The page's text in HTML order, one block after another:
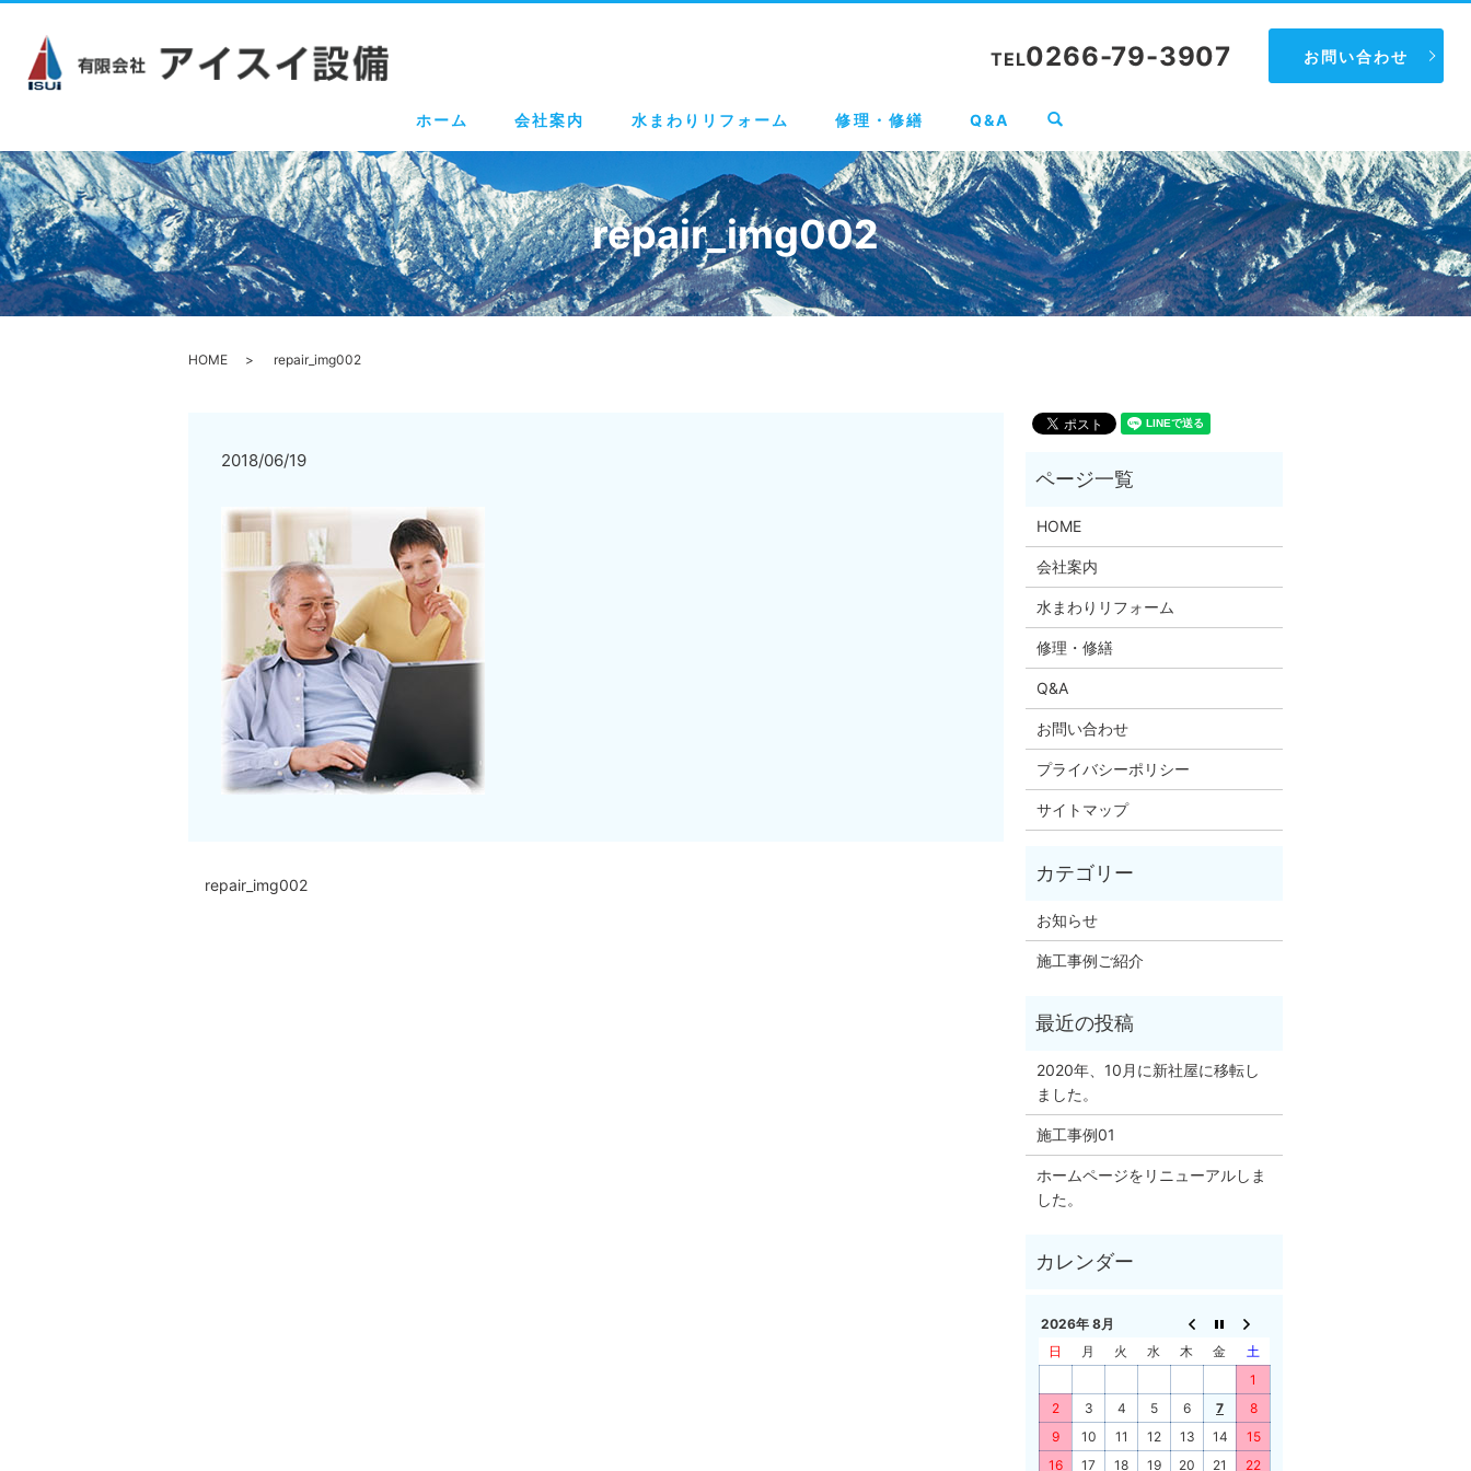
ホーム 会社案内 水まわりリフォーム 修理・修繕 Q&A search
TEL0266-79-3907 お問い合わせ
repair_img002
HOME repair_img002
2018/06/19
repair_img002
HOME
会社案内
水まわりリフォーム
修理・修繕
Q&A
お問い合わせ
プライバシーポリシー
サイトマップ
お知らせ
施工事例ご紹介
2020年、10月に新社屋に移転し
ました。
施工事例01
ホームページをリニューアルしま
した。
2026年 8月
日
月 火 水 木 金
土
1
2
3 4 5 6 7
8
9
10 11 12 13 14
15
16
17 18 19 20 21 22